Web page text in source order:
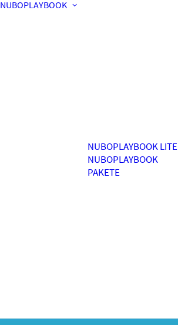
NUBOPLAYBOOK
NUBOPLAYBOOK LITE
NUBOPLAYBOOK
PAKETE